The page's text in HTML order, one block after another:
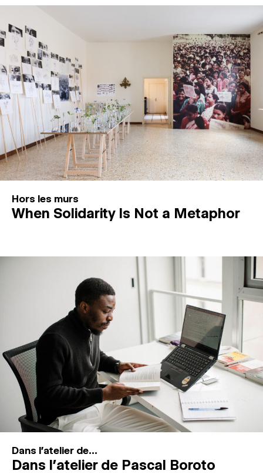
Hors les murs
When Solidarity Is Not a Metaphor
Dans l'atelier de...
Dans l’atelier de Pascal Boroto